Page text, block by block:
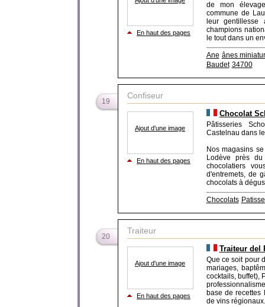
En haut des pages
de mon
commune de
leur
champions
le tout dans un
Ane ânes
Baudet 34700
19
Confiseur
Ajout d'une image
En haut des pages
Chocolat
Pâtisseries
Castelnau dans
Nos magasins
Lodève près
chocolatiers
d'entremets, de
chocolats à
Chocolats
20
Traiteur
Ajout d'une image
En haut des pages
Traiteur del
Que ce soit pour
mariages,
cocktails, buffet),
base de recettes
de vins régionaux.